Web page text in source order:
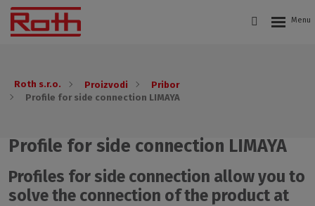
Roth s.r.o. Proizvodi
Pribor
Profile for side connection LIMAYA
Profile for side connection LIMAYA
Profiles for side connection allow you to
solve the connection of the product at